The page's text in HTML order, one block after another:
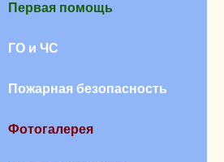
Первая помощь
ГО и ЧС
Пожарная безопасность
Фотогалерея